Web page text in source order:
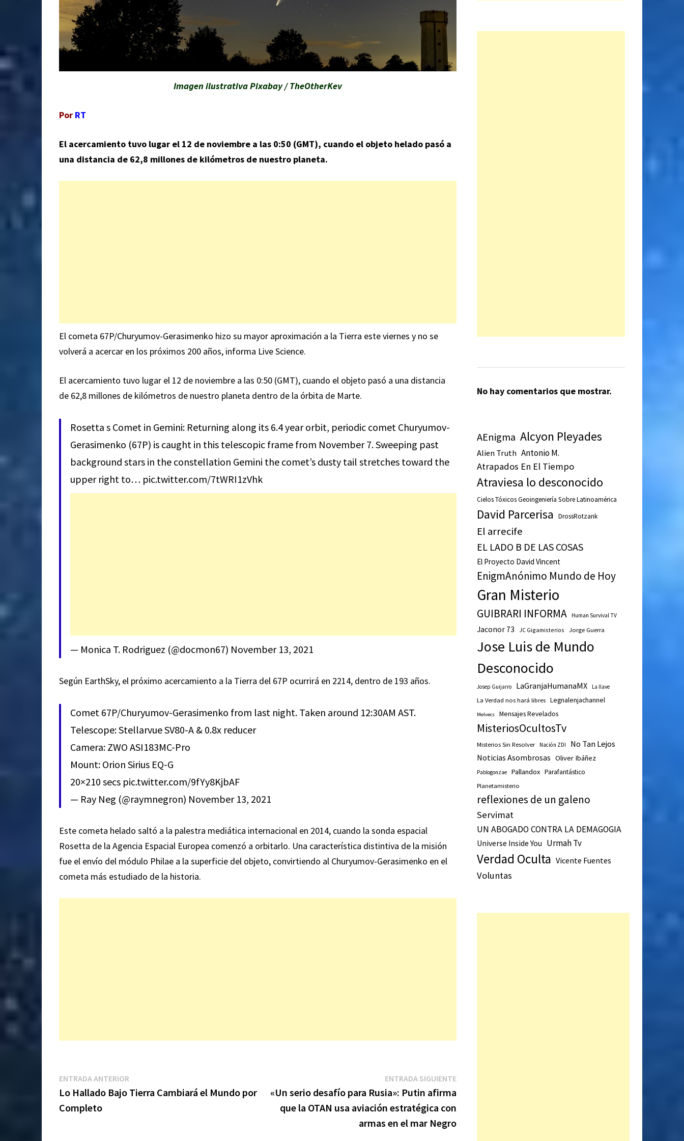
Imagen ilustrativa Pixabay / TheOtherKev
Por RT
El acercamiento tuvo lugar el 12 de noviembre a las 0:50 (GMT), cuando el objeto helado pasó a
una distancia de 62,8 millones de kilómetros de nuestro planeta.
El cometa 67P/Churyumov-Gerasimenko hizo su mayor aproximación a la Tierra este viernes y no se
volverá a acercar en los próximos 200 años, informa Live Science.
El acercamiento tuvo lugar el 12 de noviembre a las 0:50 (GMT), cuando el objeto pasó a una distancia
de 62,8 millones de kilómetros de nuestro planeta dentro de la órbita de Marte.
Rosetta s Comet in Gemini: Returning along its 6.4 year orbit, periodic comet Churyumov-
Gerasimenko (67P) is caught in this telescopic frame from November 7. Sweeping past
background stars in the constellation Gemini the comet’s dusty tail stretches toward the
upper right to… pic.twitter.com/7tWRI1zVhk
— Monica T. Rodriguez (@docmon67) November 13, 2021
Según EarthSky, el próximo acercamiento a la Tierra del 67P ocurrirá en 2214, dentro de 193 años.
Comet 67P/Churyumov-Gerasimenko from last night. Taken around 12:30AM AST.
Telescope: Stellarvue SV80-A & 0.8x reducer
Camera: ZWO ASI183MC-Pro
Mount: Orion Sirius EQ-G
20×210 secs pic.twitter.com/9fYy8KjbAF
— Ray Neg (@raymnegron) November 13, 2021
Este cometa helado saltó a la palestra mediática internacional en 2014, cuando la sonda espacial
Rosetta de la Agencia Espacial Europea comenzó a orbitarlo. Una característica distintiva de la misión
fue el envío del módulo Philae a la superficie del objeto, convirtiendo al Churyumov-Gerasimenko en el
cometa más estudiado de la historia.
Navegación
de
entradas
ENTRADA ANTERIOREntrada
anterior:
Lo Hallado Bajo Tierra Cambiará el Mundo por
Completo
ENTRADA SIGUIENTEEntrada
siguiente:
«Un serio desafío para Rusia»: Putin afirma
que la OTAN usa aviación estratégica con
armas en el mar Negro
No hay comentarios que mostrar.
AEnigma Alcyon Pleyades
Alien Truth Antonio M.
Atrapados En El Tiempo
Atraviesa lo desconocido
Cielos Tóxicos Geoingeniería Sobre Latinoamérica
David Parcerisa DrossRotzank
El arrecife
EL LADO B DE LAS COSAS
El Proyecto David Vincent
EnigmAnónimo Mundo de Hoy
Gran Misterio
GUIBRARI INFORMA Human Survival TV
Jaconor 73 JC Gigamisterios Jorge Guerra
Jose Luis de Mundo
Desconocido
Josep Guijarro LaGranjaHumanaMX La llave
La Verdad nos hará libres Legnalenjachannel
Melvecs Mensajes Revelados
MisteriosOcultosTv
Misterios Sin Resolver Nación ZDI No Tan Lejos
Noticias Asombrosas Oliver Ibáñez
Pablogonzae Pallandox Parafantástico
Planetamisterio
reflexiones de un galeno
Servimat
UN ABOGADO CONTRA LA DEMAGOGIA
Universe Inside You Urmah Tv
Verdad Oculta Vicente Fuentes
Voluntas